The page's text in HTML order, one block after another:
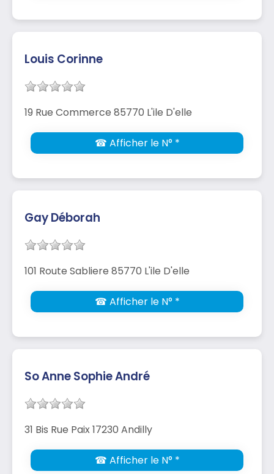
Louis Corinne
19 Rue Commerce 85770 L'ile D'elle
☎ Afficher le N° *
Gay Déborah
101 Route Sabliere 85770 L'ile D'elle
☎ Afficher le N° *
So Anne Sophie André
31 Bis Rue Paix 17230 Andilly
☎ Afficher le N° *